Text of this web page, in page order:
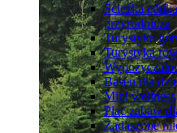
Ścieżka
przyrodnicza
Turystyka
Turystyka
Basen dla
Mini wellness
Plac zabaw
Zadaszone